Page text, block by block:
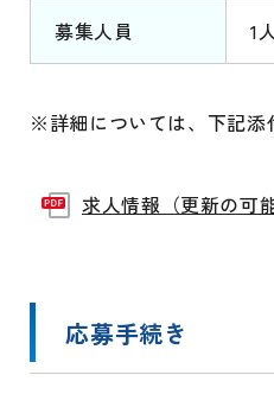
募集人員 1
※詳細については、下記添
求人情報（更新の可
応募手続き